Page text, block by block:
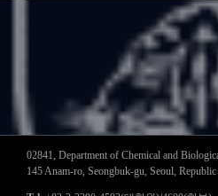
02841, Department of Chemical and
145 Anam-ro, Seongbuk-gu, Seoul,